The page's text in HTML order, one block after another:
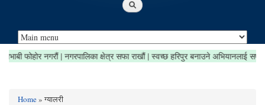
फोहोर नगरौं | नगरपालिका क्षेत्र सफा राखौं | स्वच्छ हरिपुर बनाउने अभियानलाई सफल
Home» ग्यालरी